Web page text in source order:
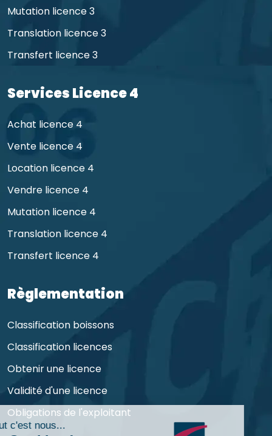
Mutation licence 3
Translation licence 3
Transfert licence 3
Services Licence 4
Achat licence 4
Vente licence 4
Location licence 4
Vendre licence 4
Mutation licence 4
Translation licence 4
Transfert licence 4
Règlementation
Classification boissons
Classification licences
Obtenir une licence
Validité d'une licence
Obligations de l'exploitant